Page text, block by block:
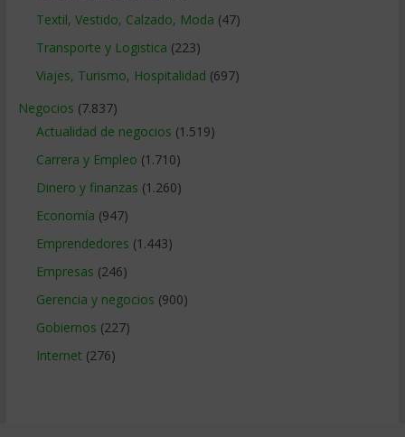
Textil, Vestido, Calzado, Moda (47)
Transporte y Logistica (223)
Viajes, Turismo, Hospitalidad (697)
Negocios (7.837)
Actualidad de negocios (1.519)
Carrera y Empleo (1.710)
Dinero y finanzas (1.260)
Economía (947)
Emprendedores (1.443)
Empresas (246)
Gerencia y negocios (900)
Gobiernos (227)
Internet (276)